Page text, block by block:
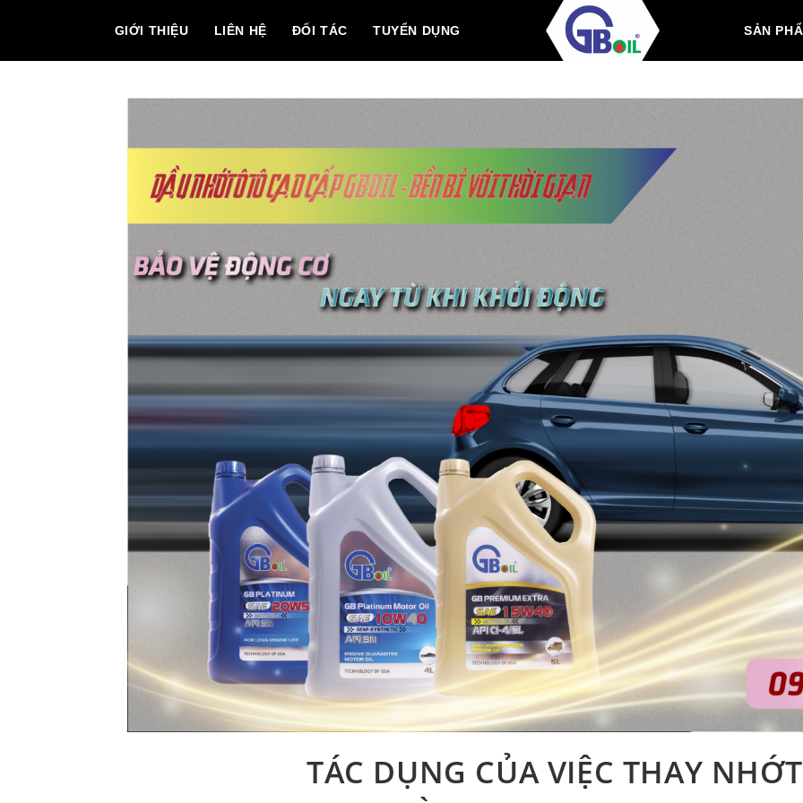
GIỚI THIỆU LIÊN HỆ ĐỐI TÁC TUYỂN DỤNG SẢN
TÁC DỤNG CỦA VIỆC THAY